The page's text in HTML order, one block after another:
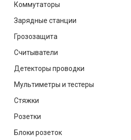
Коммутаторы
Зарядные станции
Грозозащита
Считыватели
Детекторы проводки
Мультиметры и тестеры
Стяжки
Розетки
Блоки розеток